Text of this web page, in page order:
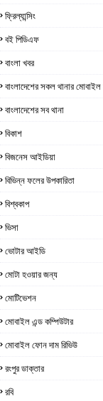
ফ্রিল্যান্সিং
বই পিডিএফ
বাংলা খবর
বাংলাদেশের সকল থানার মোবাইল
বাংলাদেশের সব থানা
বিকাশ
বিজনেস আইডিয়া
বিভিন্ন ফলের উপকারিতা
বিশ্বকাপ
ভিসা
ভোটার আইডি
মোটা হওয়ার জন্য
মোটিভেশন
মোবাইল এন্ড কম্পিউটার
মোবাইল ফোন দাম রিভিউ
রংপুর ডাক্তার
রবি